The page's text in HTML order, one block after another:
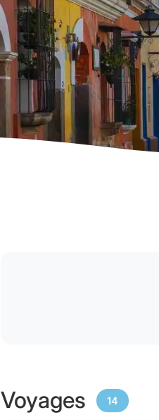
Voyages 14